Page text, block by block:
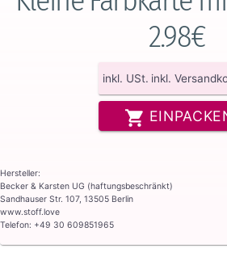
2.98€
inkl. USt. inkl.
Hersteller:
Becker & Karsten UG (haftungsbeschränkt)
Sandhauser Str. 107, 13505 Berlin
www.stoff.love
Telefon: +49 30 609851965